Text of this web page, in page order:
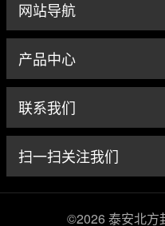
网站导航
产品中心
联系我们
扫一扫关注我们
©2026 泰安北方